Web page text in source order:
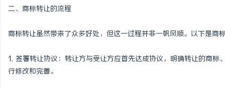
二、商标转让的流程
商标转让虽然带来了众多好处，但这一过程并非一帆风顺。以下是商
1. 签署转让协议：转让方与受让方应首先达成协议，明确转让的商
行修改和完善。